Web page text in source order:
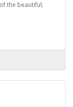
the beautiful,